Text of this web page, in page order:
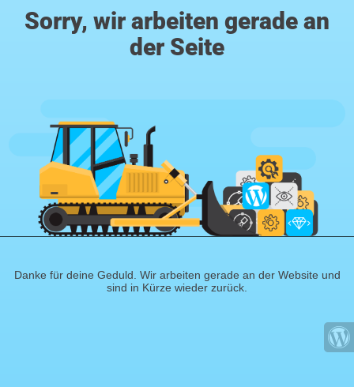
Sorry, wir arbeiten gerade an
der Seite
Danke für deine Geduld. Wir arbeiten gerade an der Website und
sind in Kürze wieder zurück.